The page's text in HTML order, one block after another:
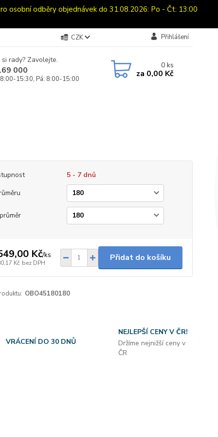
osobní odběry objednávek do 31.08.2026: Po - Čt: 13:00
CZK Přihlášení
rady? Zavolejte.
000
15:30, Pá: 8:00-15:00
0ks
za 0,00 Kč
5 - 7 dnů
Kč/ks
Kč bez DPH
Přidat do košíku
OBO45180180
VRÁCENÍ DO 30 DNŮ
NEJLEPŠÍ CENY V ČR!
Držíme nejnižší ceny v
ČR